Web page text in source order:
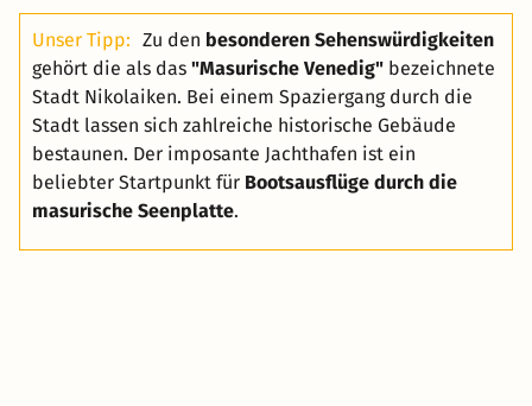
Unser Tipp: Zu den besonderen Sehenswürdigkeiten
gehört die als das "Masurische Venedig" bezeichnete
Stadt Nikolaiken. Bei einem Spaziergang durch die
Stadt lassen sich zahlreiche historische Gebäude
bestaunen. Der imposante Jachthafen ist ein
beliebter Startpunkt für Bootsausflüge durch die
masurische Seenplatte.